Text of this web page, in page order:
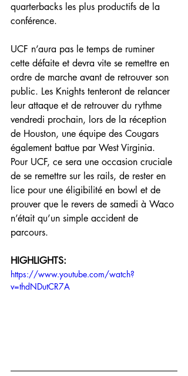
quarterbacks les plus productifs de la
conférence.
UCF n’aura pas le temps de ruminer
cette défaite et devra vite se remettre en
ordre de marche avant de retrouver son
public. Les Knights tenteront de relancer
leur attaque et de retrouver du rythme
vendredi prochain, lors de la réception
de Houston, une équipe des Cougars
également battue par West Virginia.
Pour UCF, ce sera une occasion cruciale
de se remettre sur les rails, de rester en
lice pour une éligibilité en bowl et de
prouver que le revers de samedi à Waco
n’était qu’un simple accident de
parcours.
HIGHLIGHTS:
https://www.youtube.com/watch?
v=thdNDutCR7A